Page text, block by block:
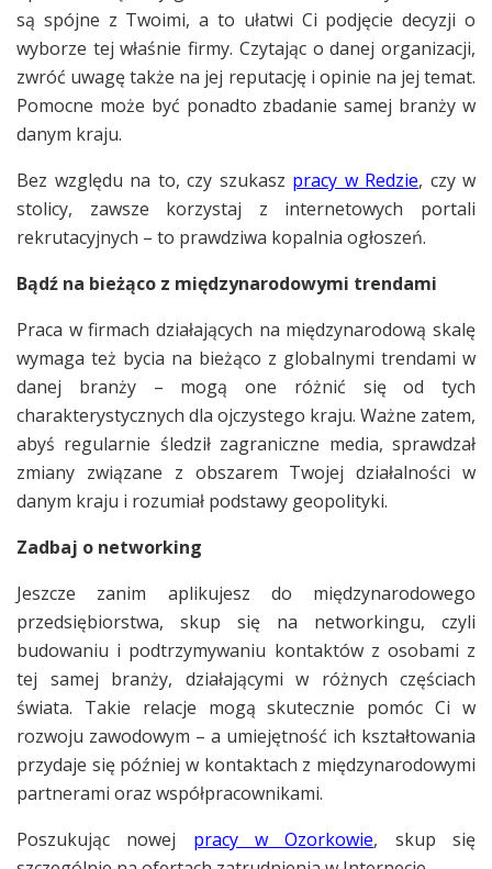
są spójne z Twoimi, a to ułatwi Ci podjęcie decyzji o
wyborze tej właśnie firmy. Czytając o danej organizacji,
zwróć uwagę także na jej reputację i opinie na jej temat.
Pomocne może być ponadto zbadanie samej branży w
danym kraju.
Bez względu na to, czy szukasz pracy w Redzie, czy w
stolicy, zawsze korzystaj z internetowych portali
rekrutacyjnych – to prawdziwa kopalnia ogłoszeń.
Bądź na bieżąco z międzynarodowymi trendami
Praca w firmach działających na międzynarodową skalę
wymaga też bycia na bieżąco z globalnymi trendami w
danej branży – mogą one różnić się od tych
charakterystycznych dla ojczystego kraju. Ważne zatem,
abyś regularnie śledził zagraniczne media, sprawdzał
zmiany związane z obszarem Twojej działalności w
danym kraju i rozumiał podstawy geopolityki.
Zadbaj o networking
Jeszcze zanim aplikujesz do międzynarodowego
przedsiębiorstwa, skup się na networkingu, czyli
budowaniu i podtrzymywaniu kontaktów z osobami z
tej samej branży, działającymi w różnych częściach
świata. Takie relacje mogą skutecznie pomóc Ci w
rozwoju zawodowym – a umiejętność ich kształtowania
przydaje się później w kontaktach z międzynarodowymi
partnerami oraz współpracownikami.
Poszukując nowej pracy w Ozorkowie, skup się